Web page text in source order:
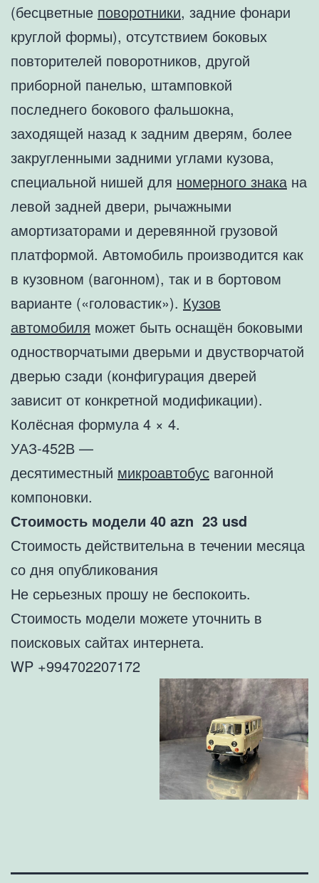
(бесцветные поворотники, задние фонари
круглой формы), отсутствием боковых
повторителей поворотников, другой
приборной панелью, штамповкой
последнего бокового фальшокна,
заходящей назад к задним дверям, более
закругленными задними углами кузова,
специальной нишей для номерного знака на
левой задней двери, рычажными
амортизаторами и деревянной грузовой
платформой. Автомобиль производится как
в кузовном (вагонном), так и в бортовом
варианте («головастик»). Кузов
автомобиля может быть оснащён боковыми
одностворчатыми дверьми и двустворчатой
дверью сзади (конфигурация дверей
зависит от конкретной модификации).
Колёсная формула 4 × 4.
УАЗ-452В —
десятиместный микроавтобус вагонной
компоновки.
Стоимость модели 40 azn 23 usd
Стоимость действительна в течении месяца
со дня опубликования
Не серьезных прошу не беспокоить.
Стоимость модели можете уточнить в
поисковых сайтах интернета.
WP +994702207172